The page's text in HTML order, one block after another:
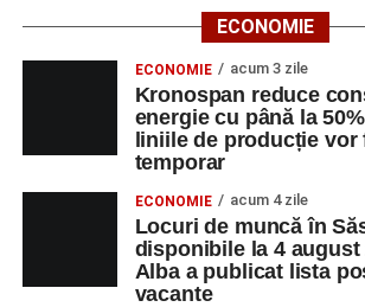
Ora 18.00– Activități recreative pentru
trupele de teatru„Gepetto”și„Pied
Seară cu tradiții săsești,
Fanfarei din Petrești;
Trupei de Dansuri Săsești;
Alexandrei Pamfilie;
Alfred Dahinten.
ECONOMIE
ECONOMIE acum 3 zile
Kronospan reduce
energie cu până la
liniile de producție vor
temporar
ECONOMIE acum 4 zile
Locuri de muncă în
disponibile la 4 august
Alba a publicat lista
vacante